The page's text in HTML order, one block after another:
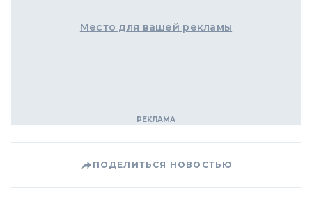
Место для вашей рекламы
ПОДЕЛИТЬСЯ НОВОСТЬЮ